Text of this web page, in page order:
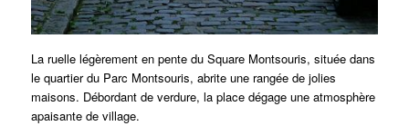
La ruelle légèrement en pente du Square Montsouris, située dans
le quartier du Parc Montsouris, abrite une rangée de jolies
maisons. Débordant de verdure, la place dégage une atmosphère
apaisante de village.